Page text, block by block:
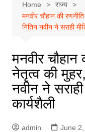
Home
राज्य
मनवीर चौहान की
नितिन नवीन ने सराही
मनवीर चौहान
नेतृत्व की मुहर,
नवीन ने
कार्यशैली
admin June